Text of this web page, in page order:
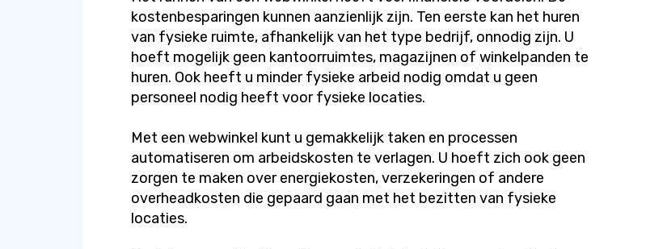
kostenbesparingen kunnen aanzienlijk zijn. Ten eerste kan het huren
van fysieke ruimte, afhankelijk van het type bedrijf, onnodig zijn. U
hoeft mogelijk geen kantoorruimtes, magazijnen of winkelpanden te
huren. Ook heeft u minder fysieke arbeid nodig omdat u geen
personeel nodig heeft voor fysieke locaties.
Met een webwinkel kunt u gemakkelijk taken en processen
automatiseren om arbeidskosten te verlagen. U hoeft zich ook geen
zorgen te maken over energiekosten, verzekeringen of andere
overheadkosten die gepaard gaan met het bezitten van fysieke
locaties.